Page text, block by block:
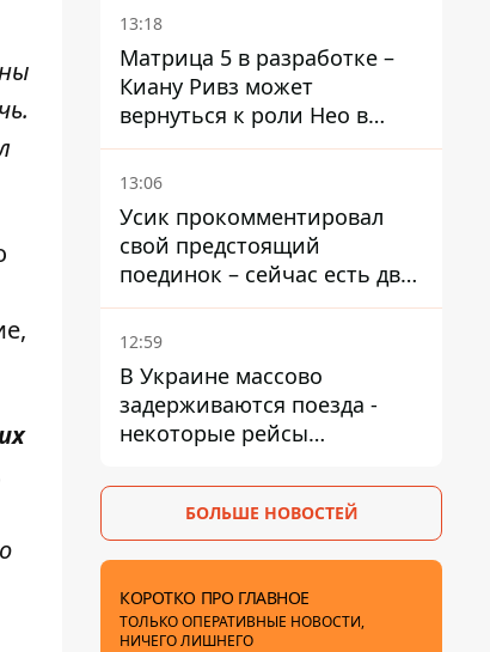
13:18
Матрица 5 в разработке –
Киану Ривз может
вернуться к роли Нео в
пятой части
13:06
Усик прокомментировал
свой предстоящий
поединок – сейчас есть два
варианта
12:59
В Украине массово
задерживаются поезда -
некоторые рейсы
12 часов
БОЛЬШЕ НОВОСТЕЙ
КОРОТКО ПРО ГЛАВНОЕ
ТОЛЬКО ОПЕРАТИВНЫЕ НОВОСТИ,
НИЧЕГО ЛИШНЕГО